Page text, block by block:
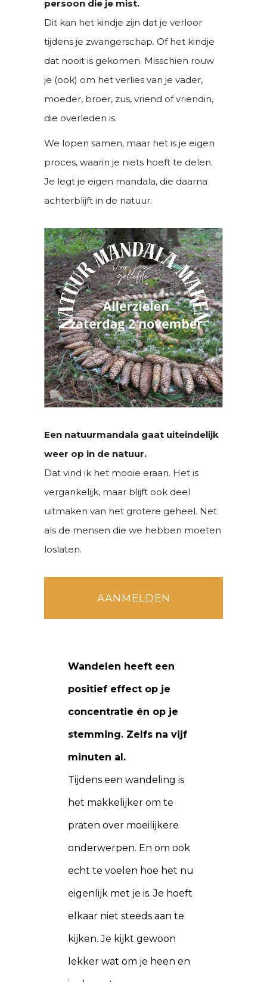
persoon die je mist.
Dit kan het kindje zijn dat je verloor
tijdens je zwangerschap. Of het kindje
dat nooit is gekomen. Misschien rouw
je (ook) om het verlies van je vader,
moeder, broer, zus, vriend of vriendin,
die overleden is.
We lopen samen, maar het is je eigen
proces, waarin je niets hoeft te delen.
Je legt je eigen mandala, die daarna
achterblijft in de natuur.
Een natuurmandala gaat uiteindelijk
weer op in de natuur.
Dat vind ik het mooie eraan. Het is
vergankelijk, maar blijft ook deel
uitmaken van het grotere geheel. Net
als de mensen die we hebben moeten
loslaten.
AANMELDEN
Wandelen heeft een
positief effect op je
concentratie én op je
stemming. Zelfs na vijf
minuten al.
Tijdens een wandeling is
het makkelijker om te
praten over moeilijkere
onderwerpen. En om ook
echt te voelen hoe het nu
eigenlijk met je is. Je hoeft
elkaar niet steeds aan te
kijken. Je kijkt gewoon
lekker wat om je heen en